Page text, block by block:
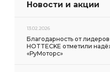
Новости и акции
13.02.2026
Благодарность от
HOTTECKE отметили
«РуМоторс»